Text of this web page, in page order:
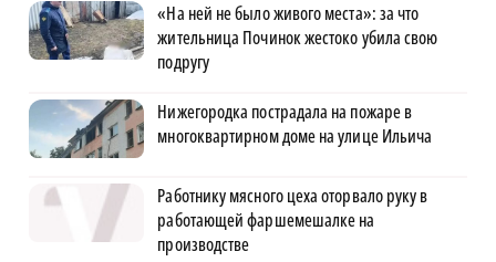
«На ней не было живого места»: за что
жительница Починок жестоко убила свою
подругу
Нижегородка пострадала на пожаре в
многоквартирном доме на улице Ильича
Работнику мясного цеха оторвало руку в
работающей фаршемешалке на
производстве